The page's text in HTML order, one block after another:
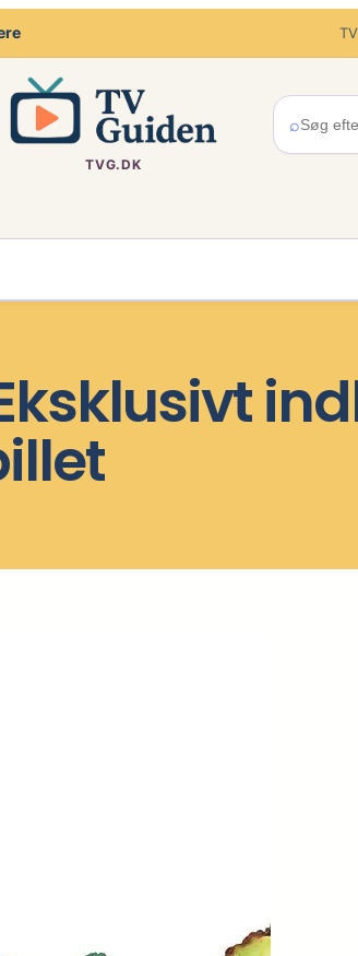
TVG.DK
⌕